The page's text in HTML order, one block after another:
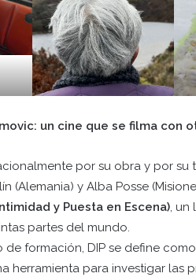
un cine que se filma con
por su obra y por su
(Alemania) y Alba Posse
y Puesta en Escena), un
partes del mundo.
de formación, DIP se define
herramienta para investigar las